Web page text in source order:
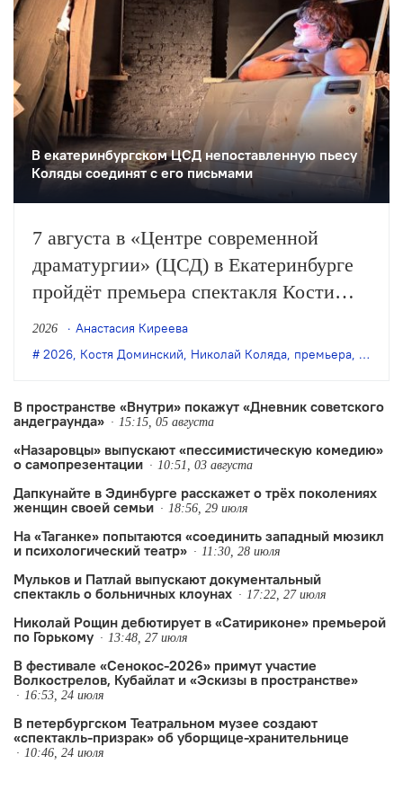
В екатеринбургском ЦСД непоставленную пьесу
Коляды соединят с его письмами
7 августа в «Центре современной
драматургии» (ЦСД) в Екатеринбурге
пройдёт премьера спектакля Кости
Доминского «Симонов и Кузнецов» по
одноимённой пьесе Николая Коляды.
2026
Анастасия Киреева
2026 Костя Доминский Николай Коляда премьера
В пространстве «Внутри» покажут «Дневник советского
андеграунда»
15:15, 05 августа
«Назаровцы» выпускают «пессимистическую комедию»
о самопрезентации
10:51, 03 августа
Дапкунайте в Эдинбурге расскажет о трёх поколениях
женщин своей семьи
18:56, 29 июля
На «Таганке» попытаются «соединить западный мюзикл
и психологический театр»
11:30, 28 июля
Мульков и Патлай выпускают документальный
спектакль о больничных клоунах
17:22, 27 июля
Николай Рощин дебютирует в «Сатириконе» премьерой
по Горькому
13:48, 27 июля
В фестивале «Сенокос-2026» примут участие
Волкострелов, Кубайлат и «Эскизы в пространстве»
16:53, 24 июля
В петербургском Театральном музее создают
«спектакль-призрак» об уборщице-хранительнице
10:46, 24 июля